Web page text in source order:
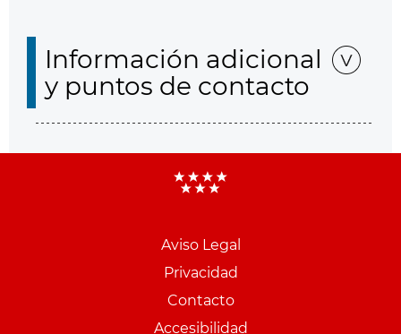
Información adicional
y puntos de contacto
Aviso Legal
Privacidad
Contacto
Accesibilidad